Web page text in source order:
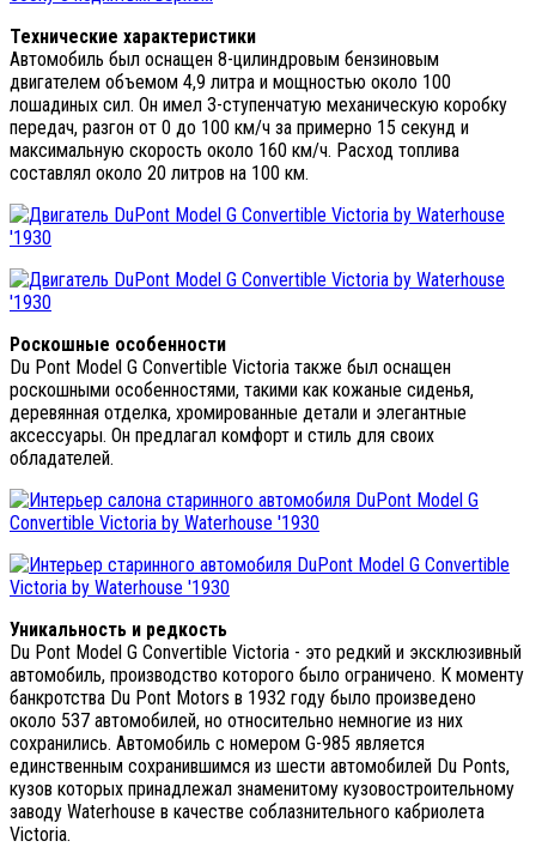
Технические характеристики
Автомобиль был оснащен 8-цилиндровым бензиновым
двигателем объемом 4,9 литра и мощностью около 100
лошадиных сил. Он имел 3-ступенчатую механическую коробку
передач, разгон от 0 до 100 км/ч за примерно 15 секунд и
максимальную скорость около 160 км/ч. Расход топлива
составлял около 20 литров на 100 км.
Роскошные особенности
Du Pont Model G Convertible Victoria также был оснащен
роскошными особенностями, такими как кожаные сиденья,
деревянная отделка, хромированные детали и элегантные
аксессуары. Он предлагал комфорт и стиль для своих
обладателей.
Уникальность и редкость
Du Pont Model G Convertible Victoria - это редкий и эксклюзивный
автомобиль, производство которого было ограничено. К моменту
банкротства Du Pont Motors в 1932 году было произведено
около 537 автомобилей, но относительно немногие из них
сохранились. Автомобиль с номером G-985 является
единственным сохранившимся из шести автомобилей Du Ponts,
кузов которых принадлежал знаменитому кузовостроительному
заводу Waterhouse в качестве соблазнительного кабриолета
Victoria.